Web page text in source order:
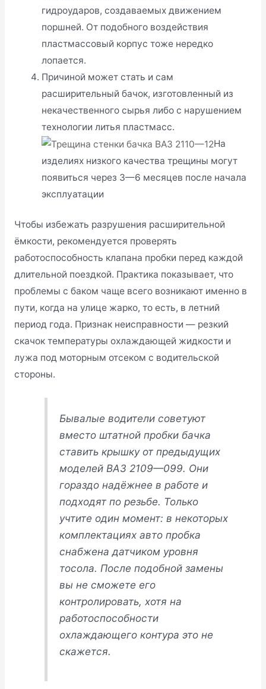
гидроударов, создаваемых движением
поршней. От подобного воздействия
пластмассовый корпус тоже нередко
лопается.
Причиной может стать и сам
расширительный бачок, изготовленный из
некачественного сырья либо с нарушением
технологии литья пластмасс.
На
изделиях низкого качества трещины могут
появиться через 3—6 месяцев после начала
эксплуатации
Чтобы избежать разрушения расширительной
ёмкости, рекомендуется проверять
работоспособность клапана пробки перед каждой
длительной поездкой. Практика показывает, что
проблемы с баком чаще всего возникают именно в
пути, когда на улице жарко, то есть, в летний
период года. Признак неисправности — резкий
скачок температуры охлаждающей жидкости и
лужа под моторным отсеком с водительской
стороны.
Бывалые водители советуют
вместо штатной пробки бачка
ставить крышку от предыдущих
моделей ВАЗ 2109—099. Они
гораздо надёжнее в работе и
подходят по резьбе. Только
учтите один момент: в некоторых
комплектациях авто пробка
снабжена датчиком уровня
тосола. После подобной замены
вы не сможете его
контролировать, хотя на
работоспособности
охлаждающего контура это не
скажется.